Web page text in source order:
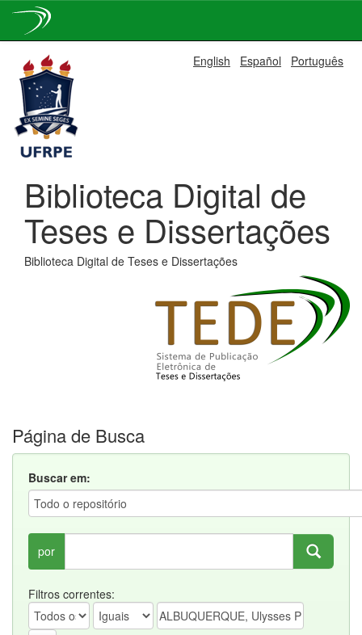
navigation
English Español Português
Biblioteca Digital de
Teses e Dissertações
Biblioteca Digital de Teses e Dissertações
Página de Busca
Buscar em:
por
Filtros correntes: